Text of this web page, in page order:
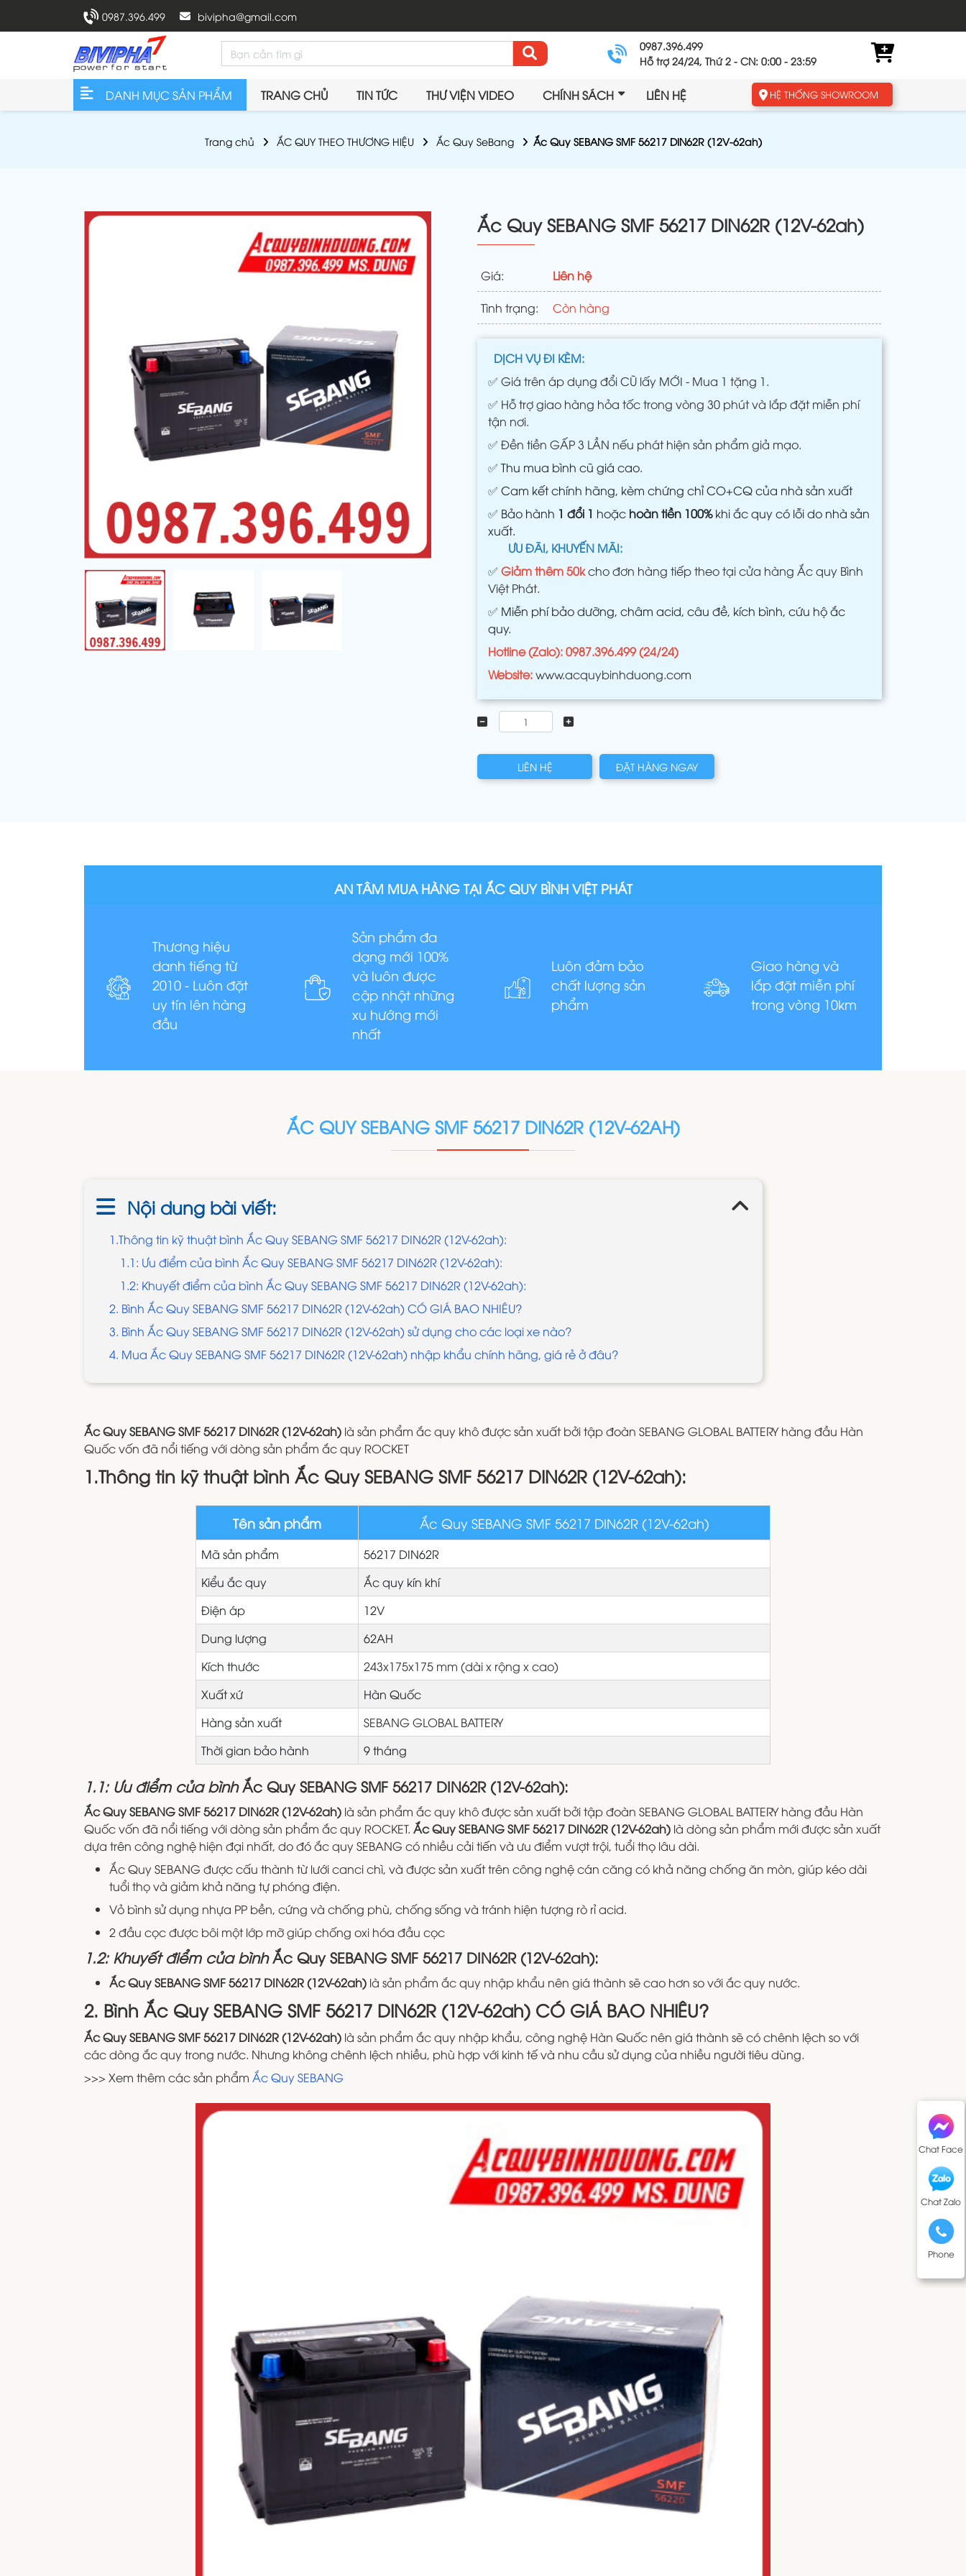
0987.396.499 bivipha@gmail.com
0987.396.499
Hỗ trợ 24/24, Thứ 2 - CN: 0:00 - 23:59
DANH MỤC SẢN PHẨM TRANG CHỦ TIN TỨC THƯ VIỆN VIDEO CHÍNH SÁCH LIÊN HỆ HỆ THỐNG SHOWROOM
Chat Face
Chat Zalo
Phone
Trang chủ ẮC QUY THEO THƯƠNG HIỆU Ắc Quy SeBang Ắc Quy SEBANG SMF 56217 DIN62R (12V-62ah)
Ắc Quy SEBANG SMF 56217 DIN62R (12V-62ah)
Giá: Liên hệ
Tình trạng: Còn hàng
DỊCH VỤ ĐI KÈM:
✅Giá trên áp dụng đổi CŨ lấy MỚI - Mua 1 tặng 1.
✅ Hỗ trợ giao hàng hỏa tốc trong vòng 30 phút và lắp đặt miễn phí
tận nơi.
✅Đền tiền GẤP 3 LẦN nếu phát hiện sản phẩm giả mạo.
✅Thu mua bình cũ giá cao.
✅Cam kết chính hãng, kèm chứng chỉ CO+CQ của nhà sản xuất
✅ Bảo hành 1 đổi 1 hoặc hoàn tiền 100%khi ắc quy có lỗi do nhà sản
xuất.
ƯU ĐÃI, KHUYẾN MÃI:
✅Giảm thêm 50kcho đơn hàng tiếp theo tại cửa hàng Ắc quy Bình
Việt Phát.
✅ Miễn phí bảo dưỡng, châm acid, câu đề, kích bình, cứu hộ ắc
quy.
Hotline (Zalo): 0987.396.499 (24/24)
Website:www.acquybinhduong.com
LIÊN HỆ ĐẶT HÀNG NGAY
AN TÂM MUA HÀNG TẠI ẮC QUY BÌNH VIỆT PHÁT
Thương hiệu
danh tiếng từ
2010 - Luôn đặt
uy tín lên hàng
đầu
Sản phẩm đa
dạng mới 100%
và luôn được
cập nhật những
xu hướng mới
nhất
Luôn đảm bảo
chất lượng sản
phẩm
Giao hàng và
lắp đặt miễn phí
trong vòng 10km
ẮC QUY SEBANG SMF 56217 DIN62R (12V-62AH)
Nội dung bài viết:
1.Thông tin kỹ thuật bình Ắc Quy SEBANG SMF 56217 DIN62R (12V-62ah):
1.1: Ưu điểm của bình Ắc Quy SEBANG SMF 56217 DIN62R (12V-62ah):
1.2: Khuyết điểm của bình Ắc Quy SEBANG SMF 56217 DIN62R (12V-62ah):
2. Bình Ắc Quy SEBANG SMF 56217 DIN62R (12V-62ah) CÓ GIÁ BAO NHIÊU?
3. Bình Ắc Quy SEBANG SMF 56217 DIN62R (12V-62ah) sử dụng cho các loại xe nào?
4. Mua Ắc Quy SEBANG SMF 56217 DIN62R (12V-62ah) nhập khẩu chính hãng, giá rẻ ở đâu?
Ắc Quy SEBANG SMF 56217 DIN62R (12V-62ah) là sản phẩm ắc quy khô được sản xuất bởi tập đoàn SEBANG GLOBAL BATTERY hàng đầu Hàn
Quốc vốn đã nổi tiếng với dòng sản phẩm ắc quy ROCKET
1.Thông tin kỹ thuật bình Ắc Quy SEBANG SMF 56217 DIN62R (12V-62ah):
Tên sản phẩm Ắc Quy SEBANG SMF 56217 DIN62R (12V-62ah)
Mã sản phẩm
56217 DIN62R
Kiểu ắc quy
Ắc quy kín khí
Điện áp
12V
Dung lượng
62AH
Kích thước
243x175x175 mm (dài x rộng x cao)
Xuất xứ
Hàn Quốc
Hàng sản xuất
SEBANG GLOBAL BATTERY
Thời gian bảo hành
9 tháng
1.1: Ưu điểm của bìnhẮc Quy SEBANG SMF 56217 DIN62R (12V-62ah):
Ắc Quy SEBANG SMF 56217 DIN62R (12V-62ah) là sản phẩm ắc quy khô được sản xuất bởi tập đoàn SEBANG GLOBAL BATTERY hàng đầu Hàn
Quốc vốn đã nổi tiếng với dòng sản phẩm ắc quy ROCKET. Ắc Quy SEBANG SMF 56217 DIN62R (12V-62ah) là dòng sản phẩm mới được sản xuất
dựa trên công nghệ hiện đại nhất, do đó ắc quy SEBANG có nhiều cải tiến và ưu điểm vượt trội, tuổi thọ lâu dài.
Ắc Quy SEBANG được cấu thành từ lưới canci chì, và được sản xuất trên công nghệ cán căng có khả năng chống ăn mòn, giúp kéo dài
tuổi thọ và giảm khả năng tự phóng điện.
Vỏ bình sử dụng nhựa PP bền, cứng và chống phù, chống sống và tránh hiện tượng rò rỉ acid.
2 đầu cọc được bôi một lớp mỡ giúp chống oxi hóa đầu cọc
1.2: Khuyết điểm của bìnhẮc Quy SEBANG SMF 56217 DIN62R (12V-62ah):
Ắc Quy SEBANG SMF 56217 DIN62R (12V-62ah) là sản phẩm ắc quy nhập khẩu nên giá thành sẽ cao hơn so với ắc quy nước.
2. Bình Ắc Quy SEBANG SMF 56217 DIN62R (12V-62ah) CÓ GIÁ BAO NHIÊU?
Ắc Quy SEBANG SMF 56217 DIN62R (12V-62ah) là sản phẩm ắc quy nhập khẩu, công nghệ Hàn Quốc nên giá thành sẽ có chênh lệch so với
các dòng ắc quy trong nước. Nhưng không chênh lệch nhiều, phù hợp với kinh tế và nhu cầu sử dụng của nhiều người tiêu dùng.
>>> Xem thêm các sản phẩm Ắc Quy SEBANG